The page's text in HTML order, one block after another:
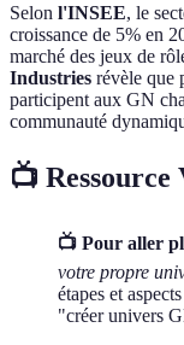
Selon l'INSEE, le
croissance de 5% en
marché des jeux de
Industries révèle que
participent aux GN
communauté
📺 Ressource
📺 Pour aller
votre propre
étapes et
"créer univers